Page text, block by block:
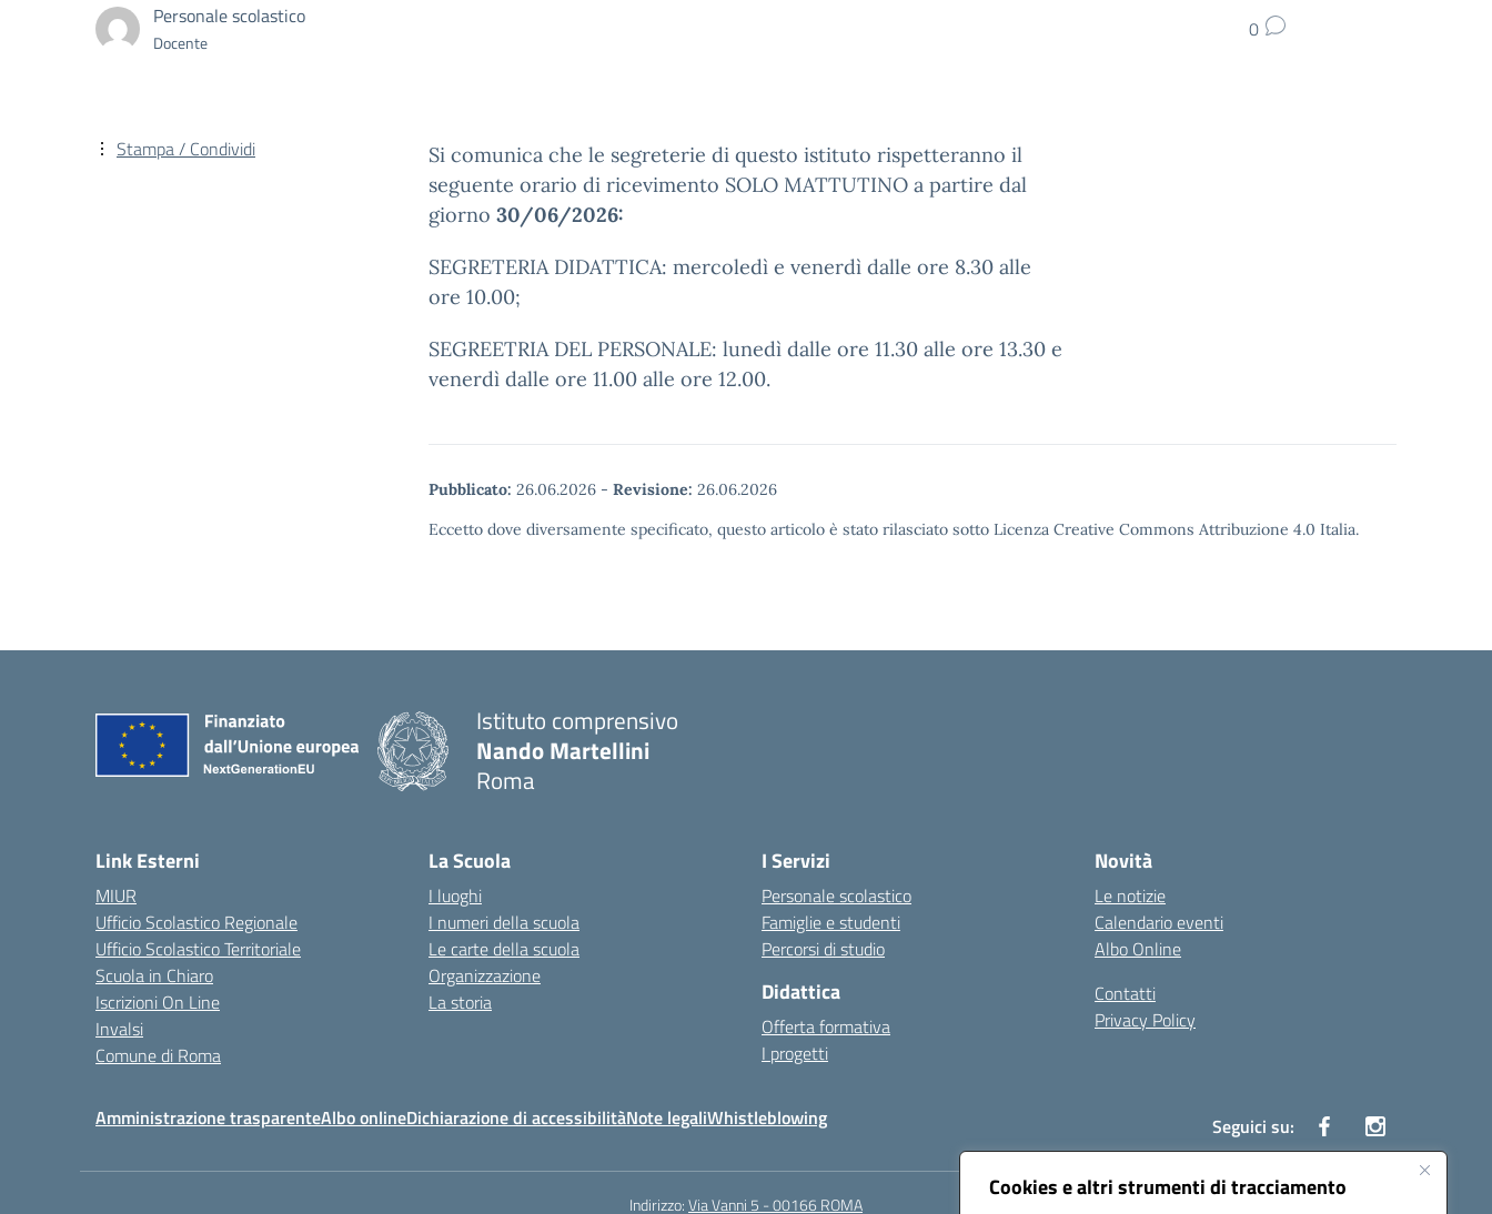
Cookies e altri strumenti di tracciamento
Personale scolastico
Docente 0
Si comunica che le segreterie di questo istituto rispetteranno il
seguente orario di ricevimento SOLO MATTUTINO a partire dal
giorno 30/06/2026:
SEGRETERIA DIDATTICA: mercoledì e venerdì dalle ore 8.30 alle
ore 10.00;
SEGREETRIA DEL PERSONALE: lunedì dalle ore 11.30 alle ore 13.30 e
venerdì dalle ore 11.00 alle ore 12.00.
Pubblicato: 26.06.2026 - Revisione: 26.06.2026
Eccetto dove diversamente specificato, questo articolo è stato rilasciato sotto Licenza Creative Commons Attribuzione 4.0 Italia.
Stampa / Condividi
Istituto comprensivo
Nando Martellini
Roma
Link Esterni
MIUR
Ufficio Scolastico Regionale
Ufficio Scolastico Territoriale
Scuola in Chiaro
Iscrizioni On Line
Invalsi
Comune di Roma
La Scuola
I luoghi
I numeri della scuola
Le carte della scuola
Organizzazione
La storia
I Servizi
Personale scolastico
Famiglie e studenti
Percorsi di studio
Didattica
Offerta formativa
I progetti
Novità
Le notizie
Calendario eventi
Albo Online
Contatti
Privacy Policy
Amministrazione trasparenteAlbo onlineDichiarazione di accessibilitàNote legaliWhistleblowing Seguici su:
Indirizzo:Via Vanni 5 - 00166 ROMA